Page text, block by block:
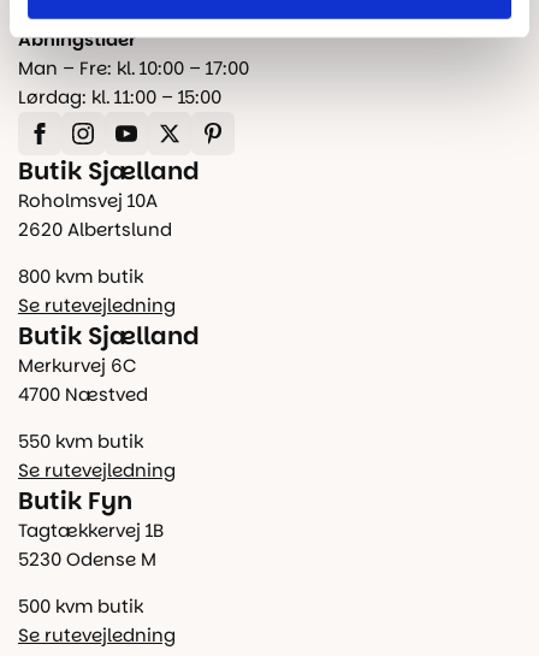
Åbningstider
Man – Fre: kl. 10:00 – 17:00
Lørdag: kl. 11:00 – 15:00
Butik Sjælland
Roholmsvej 10A
2620 Albertslund
800 kvm butik
Se rutevejledning
Butik Sjælland
Merkurvej 6C
4700 Næstved
550 kvm butik
Se rutevejledning
Butik Fyn
Tagtækkervej 1B
5230 Odense M
500 kvm butik
Se rutevejledning